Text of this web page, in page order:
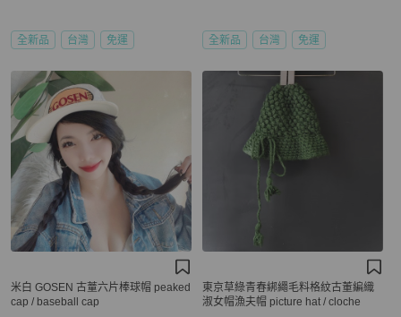
全新品 台灣 免運 全新品 台灣 免運
米白 GOSEN 古蕫六片棒球帽 peaked
cap / baseball cap
東京草綠青春綁繩毛料格紋古董編織
淑女帽漁夫帽 picture hat / cloche